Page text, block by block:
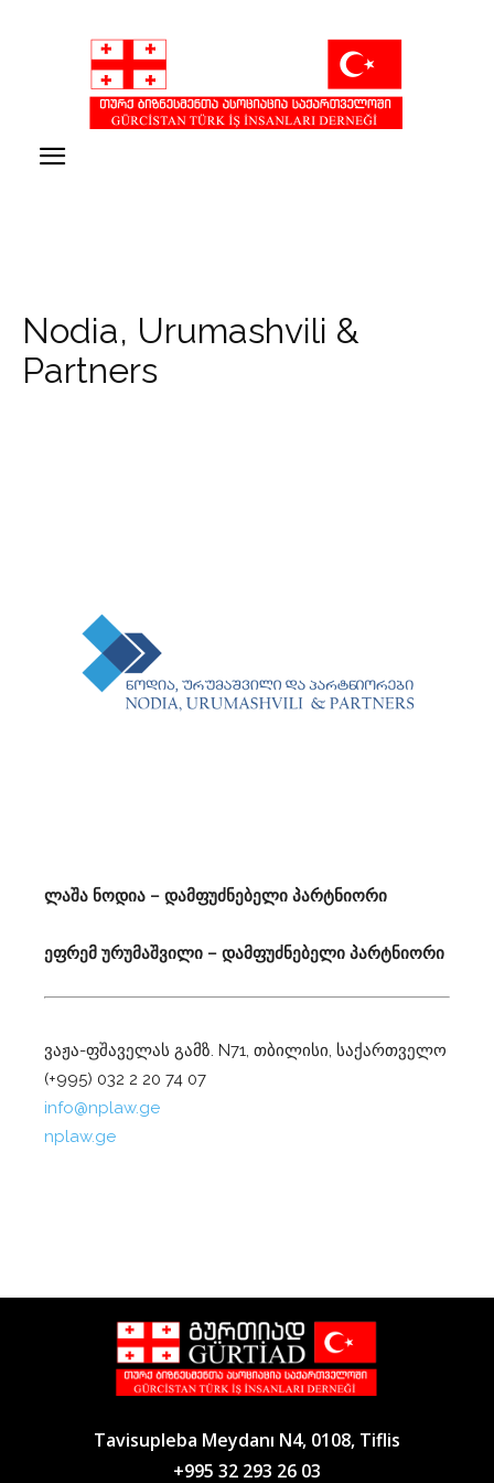
Nodia, Urumashvili &
Partners
ლაშა ნოდია – დამფუძნებელი პარტნიორი
ეფრემ ურუმაშვილი – დამფუძნებელი პარტნიორი
ვაჟა-ფშაველას გამზ. N71, თბილისი, საქართველო
(+995) 032 2 20 74 07
info@nplaw.ge
nplaw.ge
Tavisupleba Meydanı N4, 0108, Tiflis
+995 32 293 26 03